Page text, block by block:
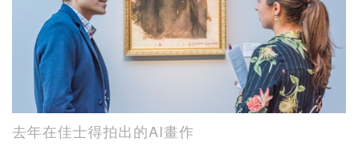
去年在佳士得拍出的AI畫作